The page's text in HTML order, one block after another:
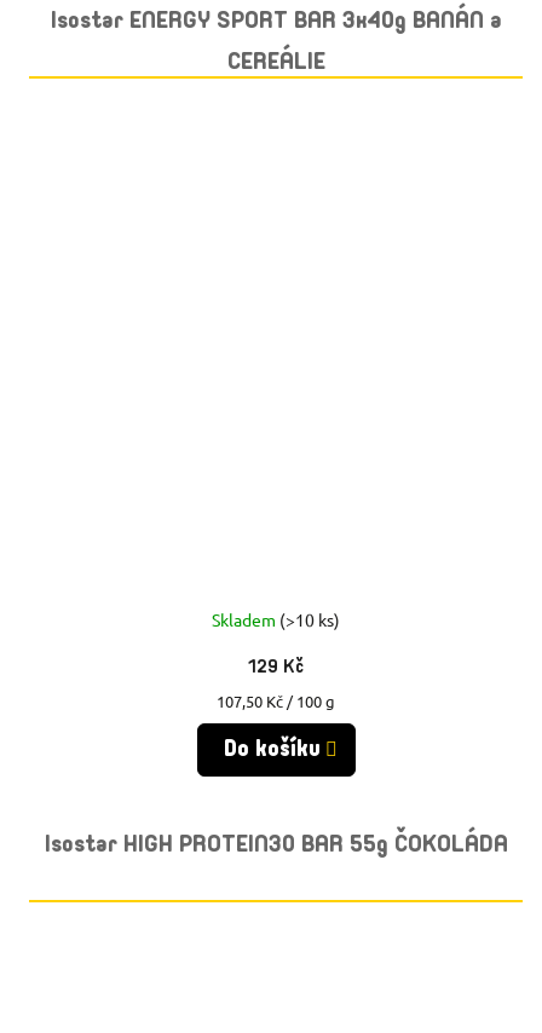
Isostar ENERGY SPORT BAR 3x40g BANÁN a
CEREÁLIE
Skladem (>10 ks)
129 Kč
Měrná
cena:
107,50 Kč / 100 g
Do košíku
Isostar HIGH PROTEIN30 BAR 55g ČOKOLÁDA